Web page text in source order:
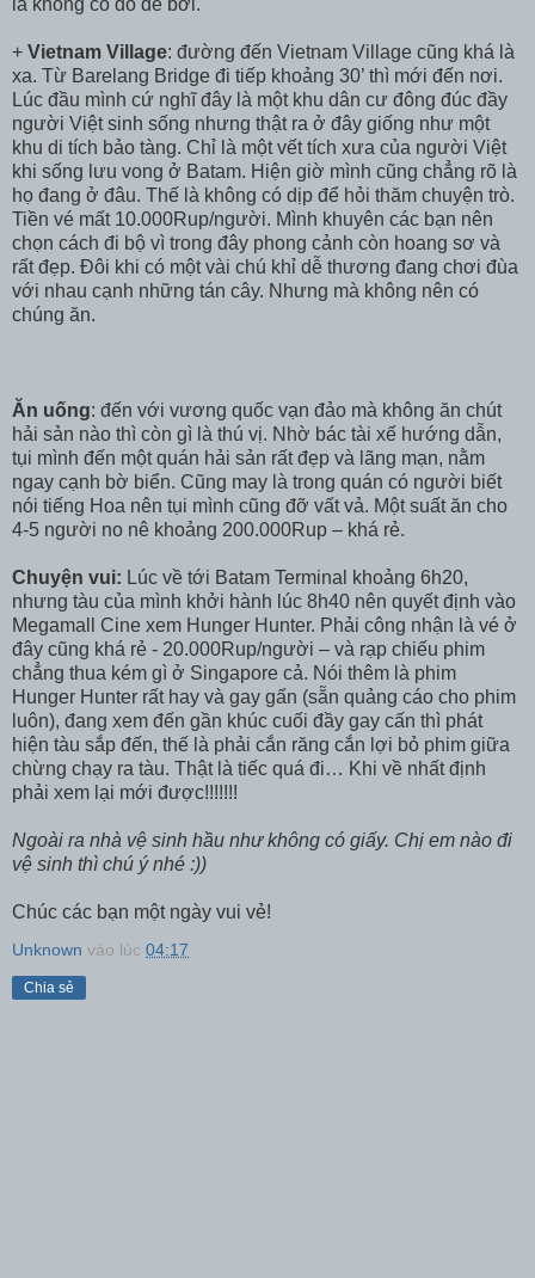
+ Vietnam Village: đường đến Vietnam Village cũng khá là
xa. Từ Barelang Bridge đi tiếp khoảng 30’ thì mới đến nơi.
Lúc đầu mình cứ nghĩ đây là một khu dân cư đông đúc đầy
người Việt sinh sống nhưng thật ra ở đây giống như một
khu di tích bảo tàng. Chỉ là một vết tích xưa của người Việt
khi sống lưu vong ở Batam. Hiện giờ mình cũng chẳng rõ là
họ đang ở đâu. Thế là không có dịp để hỏi thăm chuyện trò.
Tiền vé mất 10.000Rup/người. Mình khuyên các bạn nên
chọn cách đi bộ vì trong đây phong cảnh còn hoang sơ và
rất đẹp. Đôi khi có một vài chú khỉ dễ thương đang chơi đùa
với nhau cạnh những tán cây. Nhưng mà không nên có
chúng ăn.
Ăn uống: đến với vương quốc vạn đảo mà không ăn chút
hải sản nào thì còn gì là thú vị. Nhờ bác tài xế hướng dẫn,
tụi mình đến một quán hải sản rất đẹp và lãng mạn, nằm
ngay cạnh bờ biển. Cũng may là trong quán có người biết
nói tiếng Hoa nên tụi mình cũng đỡ vất vả. Một suất ăn cho
4-5 người no nê khoảng 200.000Rup – khá rẻ.
Chuyện vui: Lúc về tới Batam Terminal khoảng 6h20,
nhưng tàu của mình khởi hành lúc 8h40 nên quyết định vào
Megamall Cine xem Hunger Hunter. Phải công nhận là vé ở
đây cũng khá rẻ - 20.000Rup/người – và rạp chiếu phim
chẳng thua kém gì ở Singapore cả. Nói thêm là phim
Hunger Hunter rất hay và gay gấn (sẵn quảng cáo cho phim
luôn), đang xem đến gần khúc cuối đầy gay cấn thì phát
hiện tàu sắp đến, thế là phải cắn răng cắn lợi bỏ phim giữa
chừng chạy ra tàu. Thật là tiếc quá đi… Khi về nhất định
phải xem lại mới được!!!!!!!
Ngoài ra nhà vệ sinh hầu như không có giấy. Chị em nào đi
vệ sinh thì chú ý nhé :))
Chúc các bạn một ngày vui vẻ!
Unknown vào lúc 04:17
Chia sẻ